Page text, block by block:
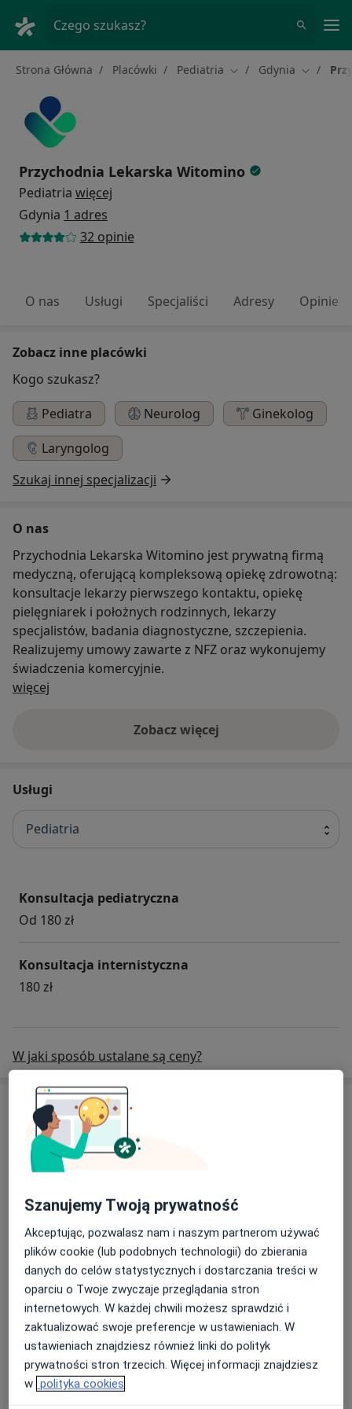
Czego szukasz?
Strona Główna Placówki Pediatria Zmień miasto
Gdynia Zmień
Przychodnia Lekarska Witomino
Pediatria więcej
Gdynia 1 adres
32 opinie
O nas Usługi Specjaliści Adresy Opinie
Zobacz inne placówki
Kogo szukasz?
Pediatra
Neurolog
Ginekolog
Laryngolog
Szukaj innej specjalizacji
O nas
Przychodnia Lekarska Witomino jest prywatną firmą
medyczną, oferującą kompleksową opiekę zdrowotną:
konsultacje lekarzy pierwszego kontaktu, opiekę
pielęgniarek i położnych rodzinnych, lekarzy
specjalistów, badania diagnostyczne, szczepienia.
Realizujemy umowy zawarte z NFZ oraz wykonujemy
świadczenia komercyjnie.
więcej
Zobacz więcej
Usługi
Pediatria
Konsultacja pediatryczna
Od 180 zł
Konsultacja internistyczna
180 zł
W jaki sposób ustalane są ceny?
Specjaliści
Pediatra
lek. Małgorzata Gollnau
Lekarz rodzinny, Pediatra
53 opinie
Maria Jolanta Martyńska
Pediatra
2 opinie
lek. Dariusz Stasiak
Szanujemy Twoją prywatność
Akceptując, pozwalasz nam i naszym partnerom używać
plików cookie (lub podobnych technologii) do zbierania
danych do celów statystycznych i dostarczania treści w
oparciu o Twoje zwyczaje przeglądania stron
internetowych. W każdej chwili możesz sprawdzić i
zaktualizować swoje preferencje w ustawieniach. W
ustawieniach znajdziesz również linki do polityk
prywatności stron trzecich. Więcej informacji znajdziesz
w polityka cookies